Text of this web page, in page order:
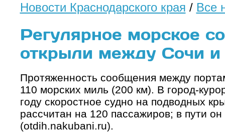
Новости Краснодарского края / Все
Регулярное морское
открыли между Сочи и
Протяженность сообщения между
110 морских миль (200 км). В город-
году скоростное судно на подводных
рассчитан на 120 пассажиров; в пути
(otdih.nakubani.ru).